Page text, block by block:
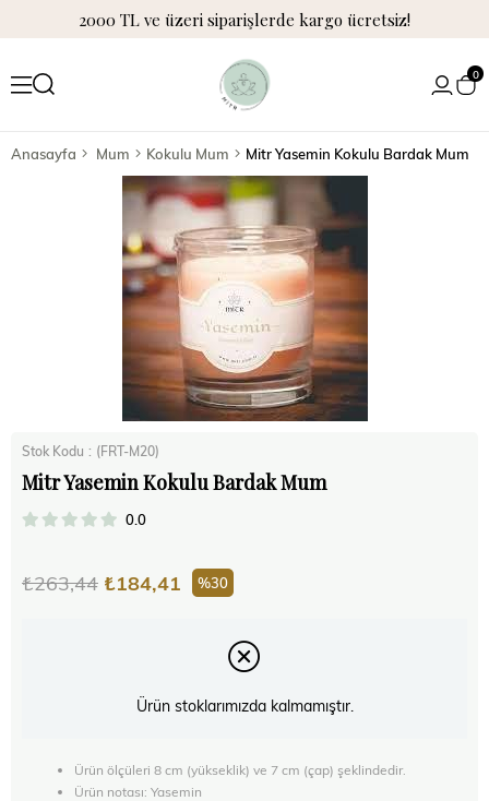
2000 TL ve üzeri siparişlerde kargo ücretsiz!
0
Anasayfa Mum Kokulu Mum Mitr Yasemin Kokulu Bardak Mum
Stok Kodu (FRT-M20)
Mitr Yasemin Kokulu Bardak Mum
0.0
₺263,44 ₺184,41 30
Ürün stoklarımızda kalmamıştır.
Ürün ölçüleri 8 cm (yükseklik) ve 7 cm (çap) şeklindedir.
Ürün notası: Yasemin